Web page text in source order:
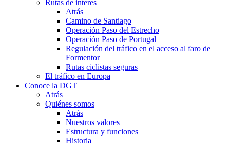
Rutas de interes
Atrás
Camino de Santiago
Operación Paso del Estrecho
Operación Paso de Portugal
Regulación del tráfico en el acceso al faro de
Formentor
Rutas ciclistas seguras
El tráfico en Europa
Conoce la DGT
Atrás
Quiénes somos
Atrás
Nuestros valores
Estructura y funciones
Historia